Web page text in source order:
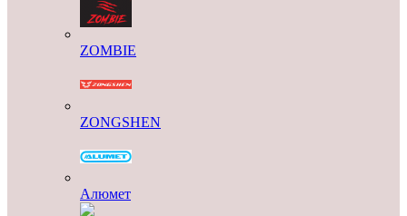
ZOMBIE
ZONGSHEN
Алюмет